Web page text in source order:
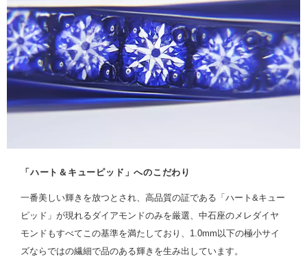
「ハート＆キューピッド」へのこだわり
一番美しい輝きを放つとされ、高品質の証である「ハート&キュー
ピッド」が現れるダイアモンドのみを厳選、中石座のメレダイヤ
モンドもすべてこの基準を満たしており、1.0mm以下の極小サイ
ズならではの繊細で品のある輝きを生み出しています。